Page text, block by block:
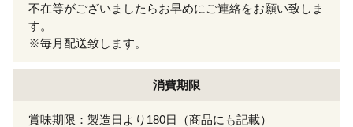
不在等がございましたらお早めにご連絡をお願い致しま
す。
※毎月配送致します。
消費期限
賞味期限：製造日より180日（商品にも記載）